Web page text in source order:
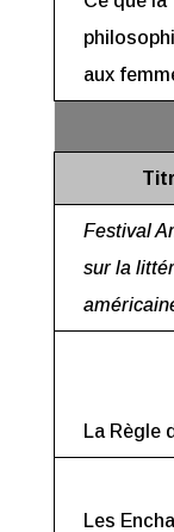
aux
Festival
sur la
La Règle
Les